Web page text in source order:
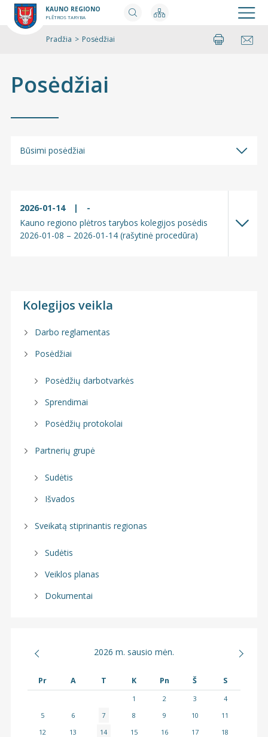
KAUNO REGIONO
PLĖTROS TARYBA
Pradžia > Posėdžiai SpausdintiPasidalinti
Posėdžiai
Kolegijos veikla
Darbo reglamentas
Posėdžiai
Posėdžių darbotvarkės
Sprendimai
Posėdžių protokolai
Partnerių grupė
Sudėtis
Išvados
Sveikatą stiprinantis regionas
Sudėtis
Veiklos planas
Dokumentai
2026 m. sausio mėn.
Pr A T K Pn Š S
1 2 3
4
5
6 7 8 9 10
11
12
13 14 15 16 17
18
Būsimi posėdžiai
2026-01-14
|
-
Kauno regiono plėtros tarybos kolegijos posėdis
2026-01-08 – 2026-01-14 (rašytinė procedūra)